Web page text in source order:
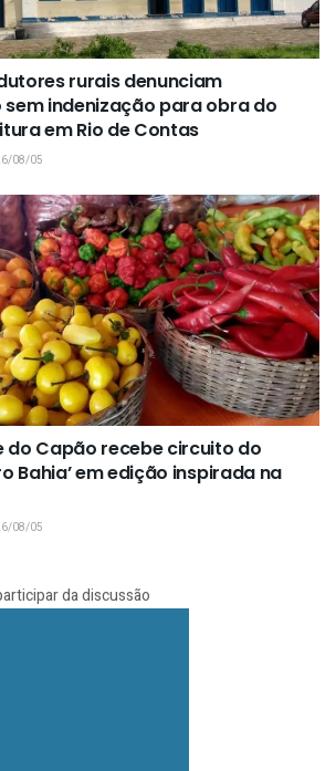
rurais denunciam
indenização para obra do
em Rio de Contas
08/05
do Capão recebe circuito do
Bahia’ em edição inspirada na
08/05
da discussão